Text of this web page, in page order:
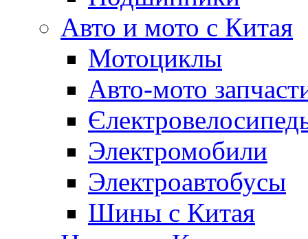
Авто и мото с Китая
Мотоциклы
Авто-мото
Электромобили
Электроавтобусы
Шины с Китая